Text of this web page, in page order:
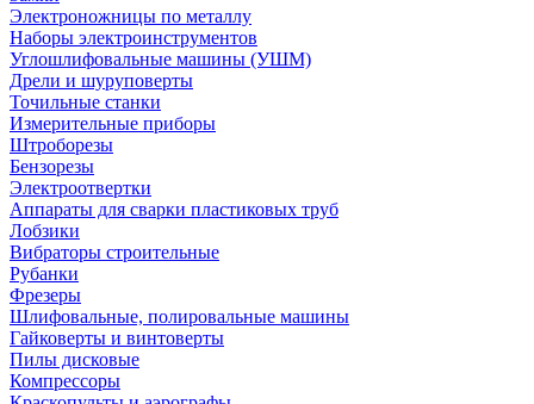
Электроножницы по металлу
Наборы электроинструментов
Углошлифовальные машины (УШМ)
Дрели и шуруповерты
Точильные станки
Измерительные приборы
Штроборезы
Бензорезы
Электроотвертки
Аппараты для сварки пластиковых труб
Лобзики
Вибраторы строительные
Рубанки
Фрезеры
Шлифовальные, полировальные машины
Гайковерты и винтоверты
Пилы дисковые
Компрессоры